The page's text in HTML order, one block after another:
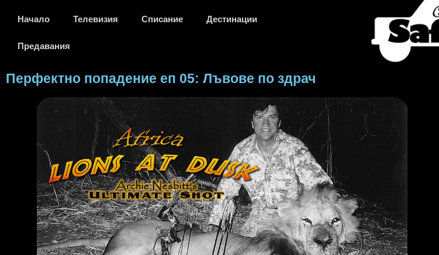
Начало Телевизия Списание Дестинации
Предавания
Перфектно попадение еп 05: Лъвове по здрач